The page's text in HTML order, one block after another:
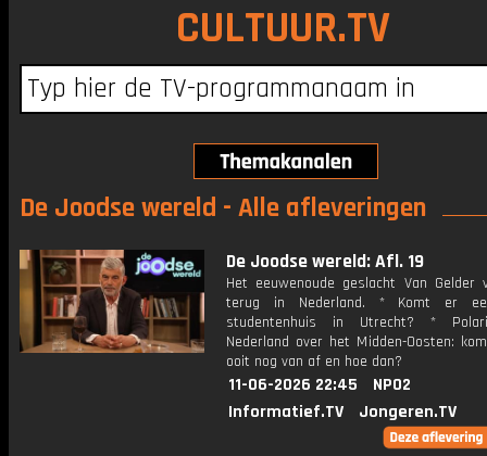
CULTUUR.TV
De Joodse wereld - Alle afleveringen
De Joodse wereld: Afl. 19
Het eeuwenoude geslacht Van Gelder
terug in Nederland. * Komt er
studentenhuis in Utrecht? *
Nederland over het Midden-Oosten:
ooit nog van af en hoe dan?
11-06-2026 22:45
NPO2
Informatief.TV
Jongeren.TV